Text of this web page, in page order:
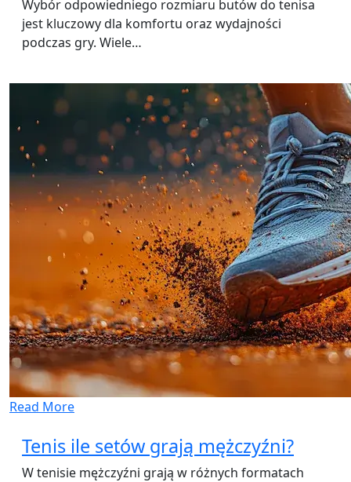
Wybór odpowiedniego rozmiaru butów do tenisa
jest kluczowy dla komfortu oraz wydajności
podczas gry. Wiele…
Read More
Tenis ile setów grają mężczyźni?
W tenisie mężczyźni grają w różnych formatach